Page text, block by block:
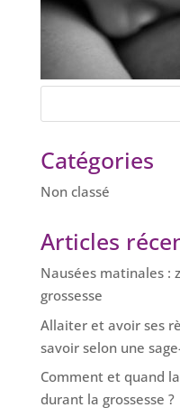
Catégories
Non classé
Articles
Nausées matinales :
grossesse
Allaiter et avoir ses
savoir selon une
Comment et quand
durant la grossesse ?